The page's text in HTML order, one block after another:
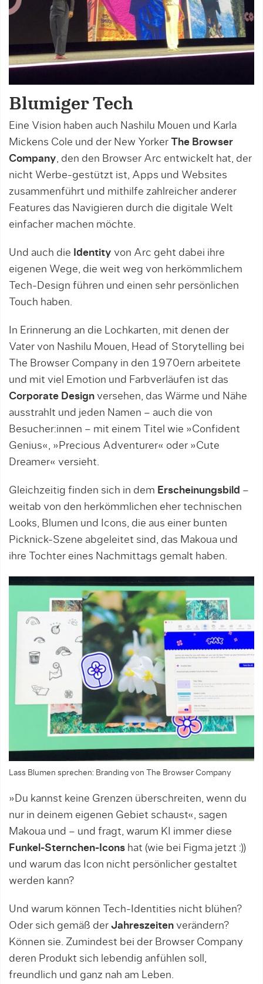
Blumiger Tech
Eine Vision haben auch Nashilu Mouen und Karla
Mickens Cole und der New Yorker The Browser
Company, den den Browser Arc entwickelt hat, der
nicht Werbe-gestützt ist, Apps und Websites
zusammenführt und mithilfe zahlreicher anderer
Features das Navigieren durch die digitale Welt
einfacher machen möchte.
Und auch die Identity von Arc geht dabei ihre
eigenen Wege, die weit weg von herkömmlichem
Tech-Design führen und einen sehr persönlichen
Touch haben.
In Erinnerung an die Lochkarten, mit denen der
Vater von Nashilu Mouen, Head of Storytelling bei
The Browser Company in den 1970ern arbeitete
und mit viel Emotion und Farbverläufen ist das
Corporate Design versehen, das Wärme und Nähe
ausstrahlt und jeden Namen – auch die von
Besucher:innen – mit einem Titel wie »Confident
Genius«, »Precious Adventurer« oder »Cute
Dreamer« versieht.
Gleichzeitig finden sich in dem Erscheinungsbild –
weitab von den herkömmlichen eher technischen
Looks, Blumen und Icons, die aus einer bunten
Picknick-Szene abgeleitet sind, das Makoua und
ihre Tochter eines Nachmittags gemalt haben.
Lass Blumen sprechen: Branding von The Browser Company
»Du kannst keine Grenzen überschreiten, wenn du
nur in deinem eigenen Gebiet schaust«, sagen
Makoua und – und fragt, warum KI immer diese
Funkel-Sternchen-Icons hat (wie bei Figma jetzt :))
und warum das Icon nicht persönlicher gestaltet
werden kann?
Und warum können Tech-Identities nicht blühen?
Oder sich gemäß der Jahreszeiten verändern?
Können sie. Zumindest bei der Browser Company
deren Produkt sich lebendig anfühlen soll,
freundlich und ganz nah am Leben.